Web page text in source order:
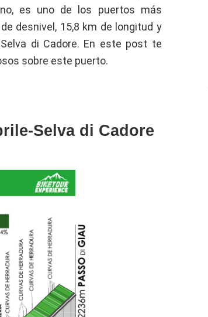
es uno de los puertos más
desnivel, 15,8 km de longitud y
di Cadore. En este post te
sobre este puerto.
Selva di Cadore